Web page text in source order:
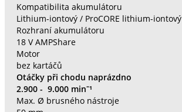
Kompatibilita akumulátoru
Lithium-iontový / ProCORE lithium-iontový
Rozhraní akumulátoru
18 V AMPShare
Motor
bez kartáčů
Otáčky při chodu naprázdno
2.900 - 9.000 min⁻¹
Max. Ø brusného nástroje